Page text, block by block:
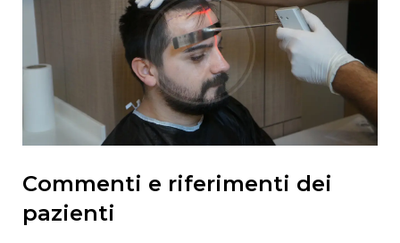
commenti e riferimenti dei
pazienti